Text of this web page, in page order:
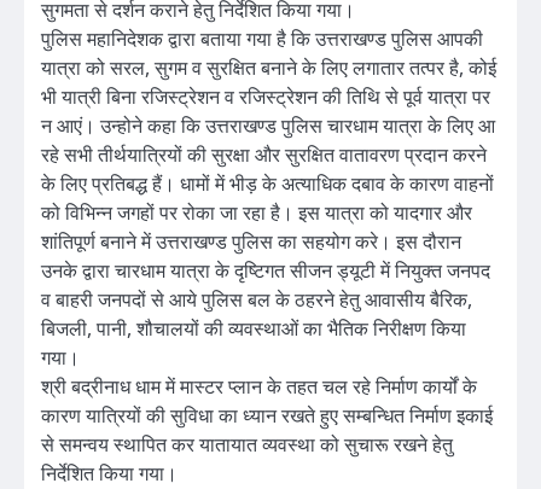
सुगमता से दर्शन कराने हेतु निर्देशित किया गया।
पुलिस महानिदेशक द्वारा बताया गया है कि उत्तराखण्ड पुलिस आपकी
यात्रा को सरल, सुगम व सुरक्षित बनाने के लिए लगातार तत्पर है, कोई
भी यात्री बिना रजिस्ट्रेशन व रजिस्ट्रेशन की तिथि से पूर्व यात्रा पर
न आएं। उन्होने कहा कि उत्तराखण्ड पुलिस चारधाम यात्रा के लिए आ
रहे सभी तीर्थयात्रियों की सुरक्षा और सुरक्षित वातावरण प्रदान करने
के लिए प्रतिबद्ध हैं। धामों में भीड़ के अत्याधिक दबाव के कारण वाहनों
को विभिन्न जगहों पर रोका जा रहा है। इस यात्रा को यादगार और
शांतिपूर्ण बनाने में उत्तराखण्ड पुलिस का सहयोग करे। इस दौरान
उनके द्वारा चारधाम यात्रा के दृष्टिगत सीजन ड्यूटी में नियुक्त जनपद
व बाहरी जनपदों से आये पुलिस बल के ठहरने हेतु आवासीय बैरिक,
बिजली, पानी, शौचालयों की व्यवस्थाओं का भैतिक निरीक्षण किया
गया।
श्री बद्रीनाध धाम में मास्टर प्लान के तहत चल रहे निर्माण कार्यों के
कारण यात्रियों की सुविधा का ध्यान रखते हुए सम्बन्धित निर्माण इकाई
से समन्वय स्थापित कर यातायात व्यवस्था को सुचारू रखने हेतु
निर्देशित किया गया।